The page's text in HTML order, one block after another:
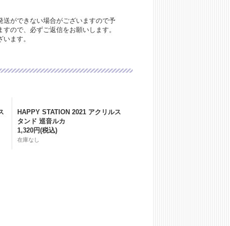
ができない場合がございますので予
ので、必ずご返信をお願いします。
ます。
HAPPY STATION 2021 アクリルス
タンド 巡音ルカ
1,320円(税込)
在庫なし